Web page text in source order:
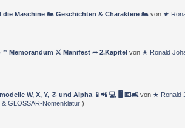
die Maschine 🏍 Geschichten & Charaktere 🏍 von ★
Memorandum ⚔ Manifest ➦ 2.Kapitelvon ★ Ronald
W, X, Y, ☡ und Alpha 📱📲 💻 🖥️ 💶🛋️ von ★ Ronald
& GLOSSAR-Nomenklatur)